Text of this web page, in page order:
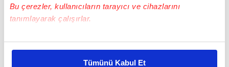
Bu çerezler, kullanıcıların tarayıcı ve cihazlarını
tanımlayarak çalışırlar.
Bu çerezlere izin vermeniz halinde sizlere özel
Tümünü Kabul Et